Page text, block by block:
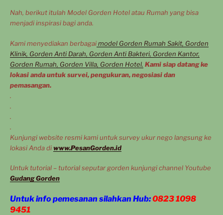
Nah, berikut itulah Model Gorden Hotel atau Rumah yang bisa
menjadi inspirasi bagi anda.
Kami menyediakan berbagaimodel Gorden Rumah Sakit, Gorden
Klinik, Gorden Anti Darah, Gorden Anti Bakteri, Gorden Kantor,
Gorden Rumah, Gorden Villa, Gorden Hotel. Kami siap datang ke
lokasi anda untuk survei, pengukuran, negosiasi dan
pemasangan.
.
.
.
.
Kunjungi website resmi kami untuk survey ukur nego langsung ke
lokasi Anda diwww.PesanGorden.id
Untuk tutorial – tutorial seputar gorden kunjungi channel Youtube
Gudang Gorden
Untuk info pemesanan silahkan Hub:0823 1098
9451